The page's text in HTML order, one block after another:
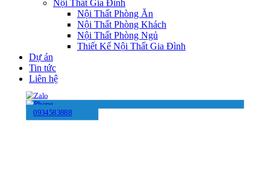
Nội Thất Gia Đình
Nội Thất Phòng Ăn
Nội Thất Phòng Khách
Nội Thất Phòng Ngủ
Thiết Kế Nội Thất Gia Đình
Dự án
Tin tức
Liên hệ
0934583888